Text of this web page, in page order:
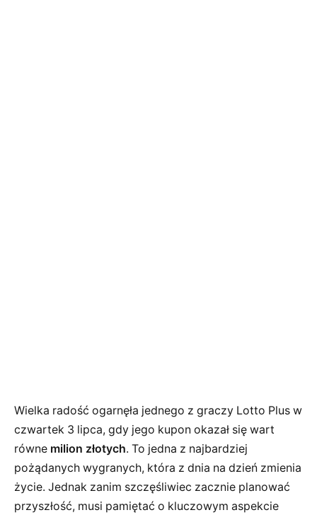
Wielka radość ogarnęła jednego z graczy Lotto Plus w
czwartek 3 lipca, gdy jego kupon okazał się wart
równe milion złotych. To jedna z najbardziej
pożądanych wygranych, która z dnia na dzień zmienia
życie. Jednak zanim szczęśliwiec zacznie planować
przyszłość, musi pamiętać o kluczowym aspekcie